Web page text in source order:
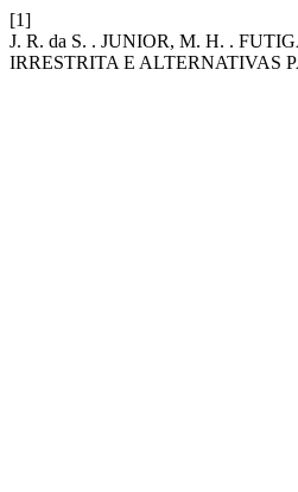
[1]
J. R. da S. . JUNIOR, M. H. .
IRRESTRITA E ALTERNATIVAS